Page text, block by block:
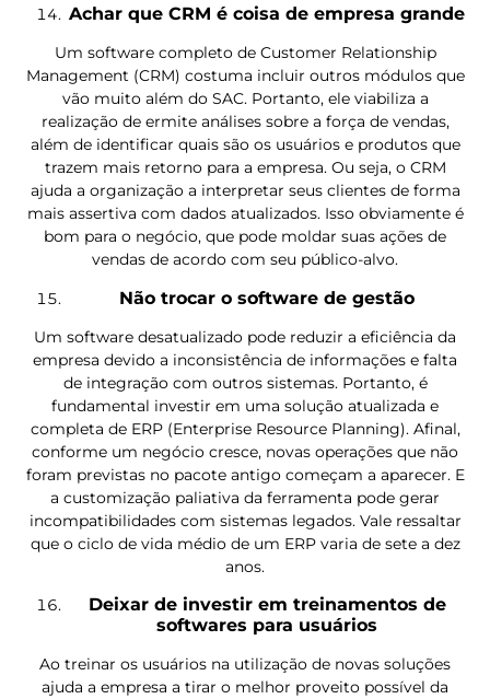
Achar que CRM é coisa de empresa grande
Um software completo de Customer Relationship
Management (CRM) costuma incluir outros módulos que
vão muito além do SAC. Portanto, ele viabiliza a
realização de ermite análises sobre a força de vendas,
além de identificar quais são os usuários e produtos que
trazem mais retorno para a empresa. Ou seja, o CRM
ajuda a organização a interpretar seus clientes de forma
mais assertiva com dados atualizados. Isso obviamente é
bom para o negócio, que pode moldar suas ações de
vendas de acordo com seu público-alvo.
Não trocar o software de gestão
Um software desatualizado pode reduzir a eficiência da
empresa devido a inconsistência de informações e falta
de integração com outros sistemas. Portanto, é
fundamental investir em uma solução atualizada e
completa de ERP (Enterprise Resource Planning). Afinal,
conforme um negócio cresce, novas operações que não
foram previstas no pacote antigo começam a aparecer. E
a customização paliativa da ferramenta pode gerar
incompatibilidades com sistemas legados. Vale ressaltar
que o ciclo de vida médio de um ERP varia de sete a dez
anos.
Deixar de investir em treinamentos de
softwares para usuários
Ao treinar os usuários na utilização de novas soluções
ajuda a empresa a tirar o melhor proveito possível da